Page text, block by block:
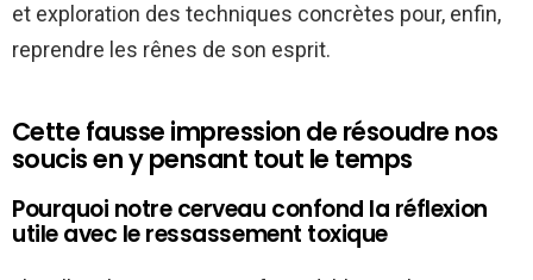
et exploration des techniques concrètes pour, enfin,
reprendre les rênes de son esprit.
Cette fausse impression de résoudre nos
soucis en y pensant tout le temps
Pourquoi notre cerveau confond la réflexion
utile avec le ressassement toxique